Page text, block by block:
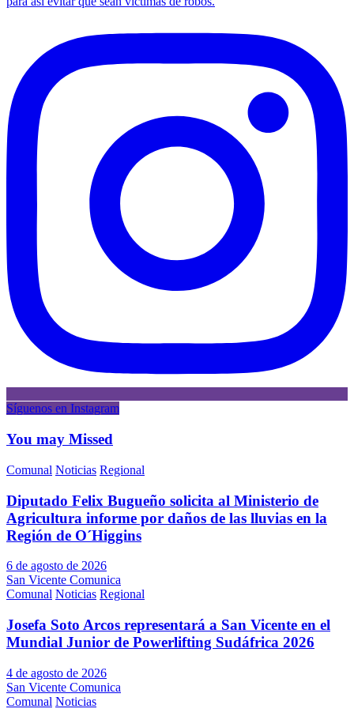
Síguenos en Instagram
You may Missed
Comunal Noticias Regional
Diputado Felix Bugueño solicita al Ministerio de
Agricultura informe por daños de las lluvias en la
Región de O´Higgins
6 de agosto de 2026
San Vicente Comunica
Comunal Noticias Regional
Josefa Soto Arcos representará a San Vicente en el
Mundial Junior de Powerlifting Sudáfrica 2026
4 de agosto de 2026
San Vicente Comunica
Comunal Noticias